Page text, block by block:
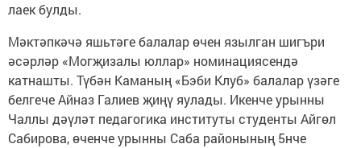
лаек булды.
Мәктәпкәчә яшьтәге балалар өчен язылган шигъри
әсәрләр «Могҗизалы юллар» номинациясендә
катнашты. Түбән Каманың «Бэби Клуб» балалар үзәге
белгече Айназ Галиев җиңү яулады. Икенче урынны
Чаллы дәүләт педагогика институты студенты Айгөл
Сабирова, өченче урынны Саба районының 5нче